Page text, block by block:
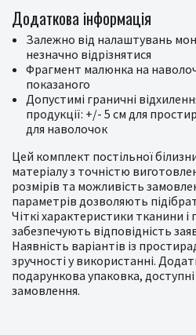
Додаткова інформація
Залежно від налаштувань
незначно відрізнятися
Фрагмент малюнка на
показаного
Допустимі граничні
продукції: +/- 5 см для
для наволочок
Цей комплект постільної
матеріалу з точністю
розмірів та можливість
параметрів дозволяють
Чіткі характеристики тканини і
забезпечують відповідність
Наявність варіантів із
зручності у використанні.
подарункова упаковка,
замовлення.